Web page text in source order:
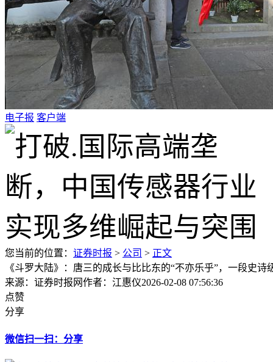
电子报 客户端
您当前的位置： 证券时报 > 公司 > 正文
《斗罗大陆》：唐三的成长与比比东的“不亦乐乎”，一段史诗
来源：证券时报网作者：江惠仪2026-02-08 07:56:36
点赞
分享
微信扫一扫：分享